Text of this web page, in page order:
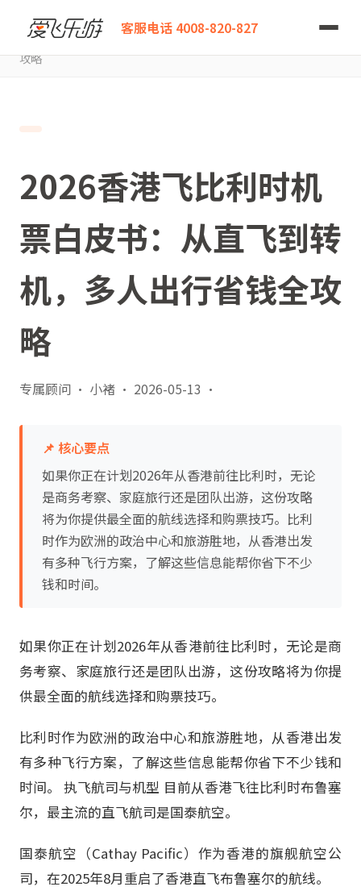
客服电话 4008-820-827
爱飞乐游
2026香港飞比利时机票白皮书：从直飞到转机，多人出行省钱全
攻略
2026香港飞比利时机
票白皮书：从直飞到转
机，多人出行省钱全攻
略
专属顾问 · 小褚 · 2026-05-13 ·
📌 核心要点
如果你正在计划2026年从香港前往比利时，无论
是商务考察、家庭旅行还是团队出游，这份攻略
将为你提供最全面的航线选择和购票技巧。比利
时作为欧洲的政治中心和旅游胜地，从香港出发
有多种飞行方案，了解这些信息能帮你省下不少
钱和时间。
如果你正在计划2026年从香港前往比利时，无论是商
务考察、家庭旅行还是团队出游，这份攻略将为你提
供最全面的航线选择和购票技巧。
比利时作为欧洲的政治中心和旅游胜地，从香港出发
有多种飞行方案，了解这些信息能帮你省下不少钱和
时间。 执飞航司与机型 目前从香港飞往比利时布鲁塞
尔，最主流的直飞航司是国泰航空。
国泰航空（Cathay Pacific）作为香港的旗舰航空公
司，在2025年8月重启了香港直飞布鲁塞尔的航线。